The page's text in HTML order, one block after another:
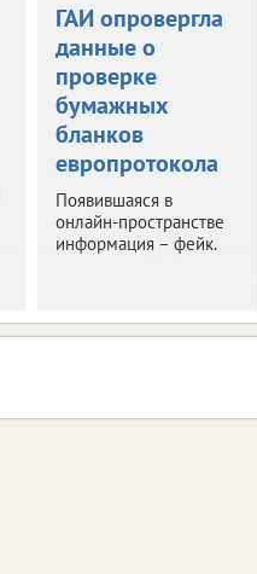
ГАИ опровергла
данные о
проверке
бумажных
бланков
европротокола
Появившаяся в
онлайн-пространстве
информация – фейк.